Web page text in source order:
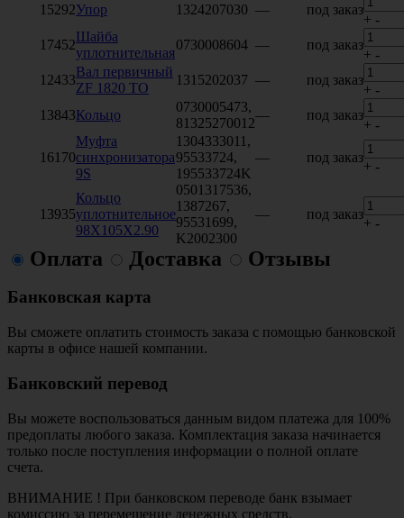
15292Упор 1324207030 — под заказ
+ -
17452
Шайба
уплотнительная
0730008604 — под заказ
+ -
12433
Вал первичный
ZF 1820 TO
1315202037 — под заказ
+ -
13843Кольцо
0730005473,
81325270012
— под заказ
+ -
16170
Муфта
синхронизатора
9S
1304333011,
95533724,
195533724K
— под заказ
+ -
13935
Кольцо
уплотнительное
98X105X2.90
0501317536,
1387267,
95531699,
K2002300
— под заказ
+ -
Оплата Доставка Отзывы
Банковская карта
Вы сможете оплатить стоимость заказа с помощью банковской
карты в офисе нашей компании.
Банковский перевод
Вы можете воспользоваться данным видом платежа для 100%
предоплаты любого заказа. Комплектация заказа начинается
только после поступления информации о полной оплате
счета.
ВНИМАНИЕ ! При банковском переводе банк взымает
комиссию за перемещение денежных средств.